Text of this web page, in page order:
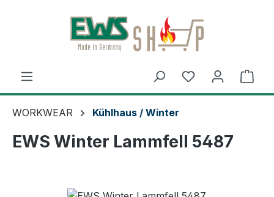
Zum Hauptinhalt springen
WORKWEAR Kühlhaus / Winter
EWS Winter Lammfell 5487